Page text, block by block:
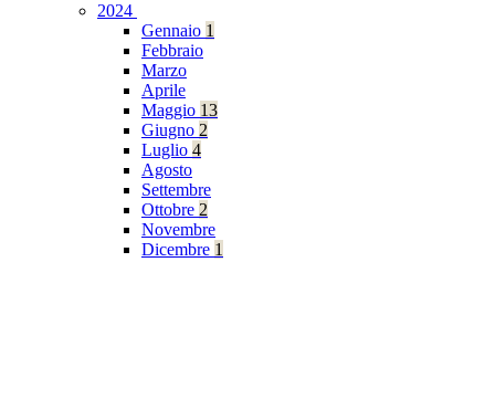
2024
Gennaio 1
Febbraio
Marzo
Aprile
Maggio 13
Giugno 2
Luglio 4
Agosto
Settembre
Ottobre 2
Novembre
Dicembre 1